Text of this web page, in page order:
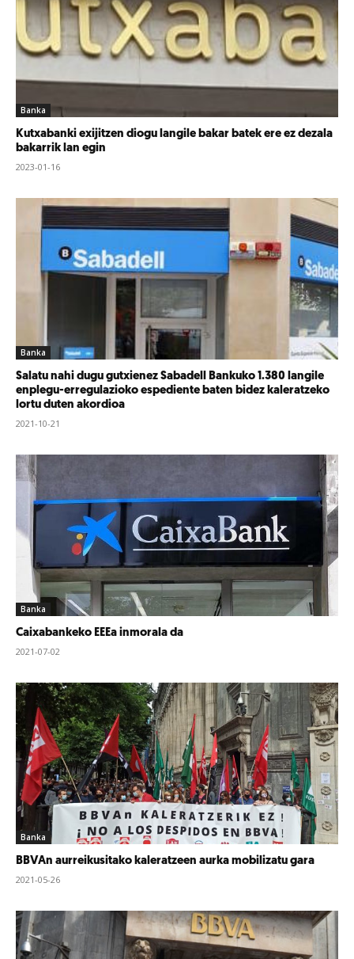
Banka
Kutxabanki exijitzen diogu langile bakar batek ere ez dezala
bakarrik lan egin
2023-01-16
Banka
Salatu nahi dugu gutxienez Sabadell Bankuko 1.380 langile
enplegu-erregulazioko espediente baten bidez kaleratzeko
lortu duten akordioa
2021-10-21
Banka
Caixabankeko EEEa inmorala da
2021-07-02
Banka
BBVAn aurreikusitako kaleratzeen aurka mobilizatu gara
2021-05-26